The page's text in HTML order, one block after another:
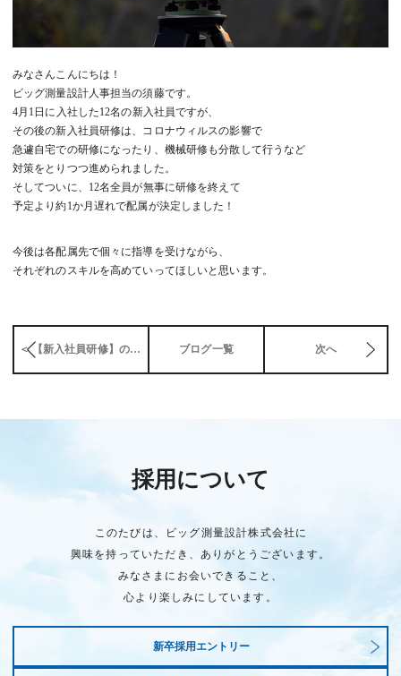
みなさんこんにちは！
ビッグ測量設計人事担当の須藤です。
4月1日に入社した12名の新入社員ですが、
その後の新入社員研修は、コロナウィルスの影響で
急遽自宅での研修になったり、機械研修も分散して行うなど
対策をとりつつ進められました。
そしてついに、12名全員が無事に研修を終えて
予定より約1か月遅れで配属が決定しました！
今後は各配属先で個々に指導を受けながら、
それぞれのスキルを高めていってほしいと思います。
＜ 【新入社員研修】の現在 ブログ一覧 次へ
採用について
このたびは、ビッグ測量設計株式会社に
興味を持っていただき、ありがとうございます。
みなさまにお会いできること、
心より楽しみにしています。
新卒採用エントリー